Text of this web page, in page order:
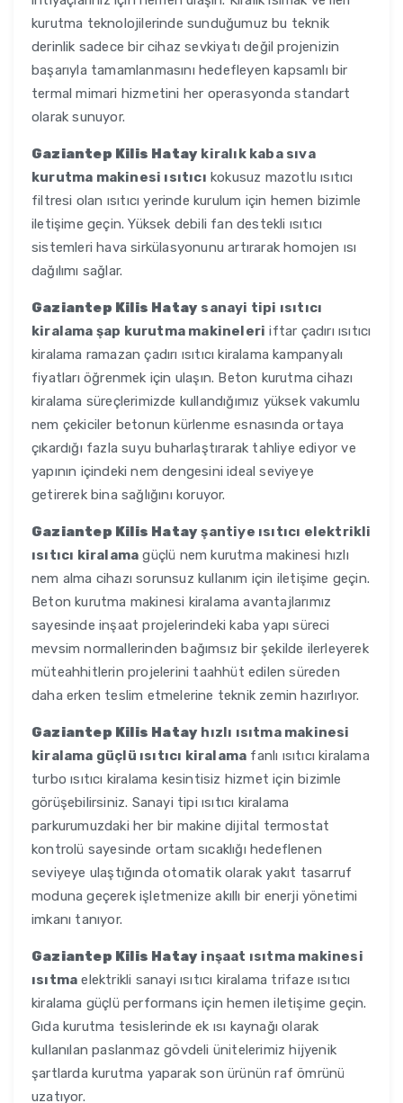
kurutma teknolojilerinde sunduğumuz bu teknik
derinlik sadece bir cihaz sevkiyatı değil projenizin
başarıyla tamamlanmasını hedefleyen kapsamlı bir
termal mimari hizmetini her operasyonda standart
olarak sunuyor.
Gaziantep Kilis Hatay kiralık kaba sıva
kurutma makinesi ısıtıcı kokusuz mazotlu ısıtıcı
filtresi olan ısıtıcı yerinde kurulum için hemen bizimle
iletişime geçin. Yüksek debili fan destekli ısıtıcı
sistemleri hava sirkülasyonunu artırarak homojen ısı
dağılımı sağlar.
Gaziantep Kilis Hatay sanayi tipi ısıtıcı
kiralama şap kurutma makineleri iftar çadırı ısıtıcı
kiralama ramazan çadırı ısıtıcı kiralama kampanyalı
fiyatları öğrenmek için ulaşın. Beton kurutma cihazı
kiralama süreçlerimizde kullandığımız yüksek vakumlu
nem çekiciler betonun kürlenme esnasında ortaya
çıkardığı fazla suyu buharlaştırarak tahliye ediyor ve
yapının içindeki nem dengesini ideal seviyeye
getirerek bina sağlığını koruyor.
Gaziantep Kilis Hatayşantiye ısıtıcı elektrikli
ısıtıcı kiralama güçlü nem kurutma makinesi hızlı
nem alma cihazı sorunsuz kullanım için iletişime geçin.
Beton kurutma makinesi kiralama avantajlarımız
sayesinde inşaat projelerindeki kaba yapı süreci
mevsim normallerinden bağımsız bir şekilde ilerleyerek
müteahhitlerin projelerini taahhüt edilen süreden
daha erken teslim etmelerine teknik zemin hazırlıyor.
Gaziantep Kilis Hatay hızlı ısıtma makinesi
kiralama güçlü ısıtıcı kiralama fanlı ısıtıcı kiralama
turbo ısıtıcı kiralama kesintisiz hizmet için bizimle
görüşebilirsiniz. Sanayi tipi ısıtıcı kiralama
parkurumuzdaki her bir makine dijital termostat
kontrolü sayesinde ortam sıcaklığı hedeflenen
seviyeye ulaştığında otomatik olarak yakıt tasarruf
moduna geçerek işletmenize akıllı bir enerji yönetimi
imkanı tanıyor.
Gaziantep Kilis Hatay inşaat ısıtma makinesi
ısıtma elektrikli sanayi ısıtıcı kiralama trifaze ısıtıcı
kiralama güçlü performans için hemen iletişime geçin.
Gıda kurutma tesislerinde ek ısı kaynağı olarak
kullanılan paslanmaz gövdeli ünitelerimiz hijyenik
şartlarda kurutma yaparak son ürünün raf ömrünü
uzatıyor.